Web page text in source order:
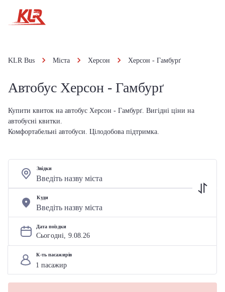
KLR Bus Міста Херсон Херсон - Гамбурґ
Автобус Херсон - Гамбурґ
Купити квиток на автобус Херсон - Гамбурґ. Вигідні ціни на
автобусні квитки.
Комфортабельні автобуси. Цілодобова підтримка.
Звідки
Куди
Дата поїздки
Сьогодні, 9.08.26
К-ть пасажирів